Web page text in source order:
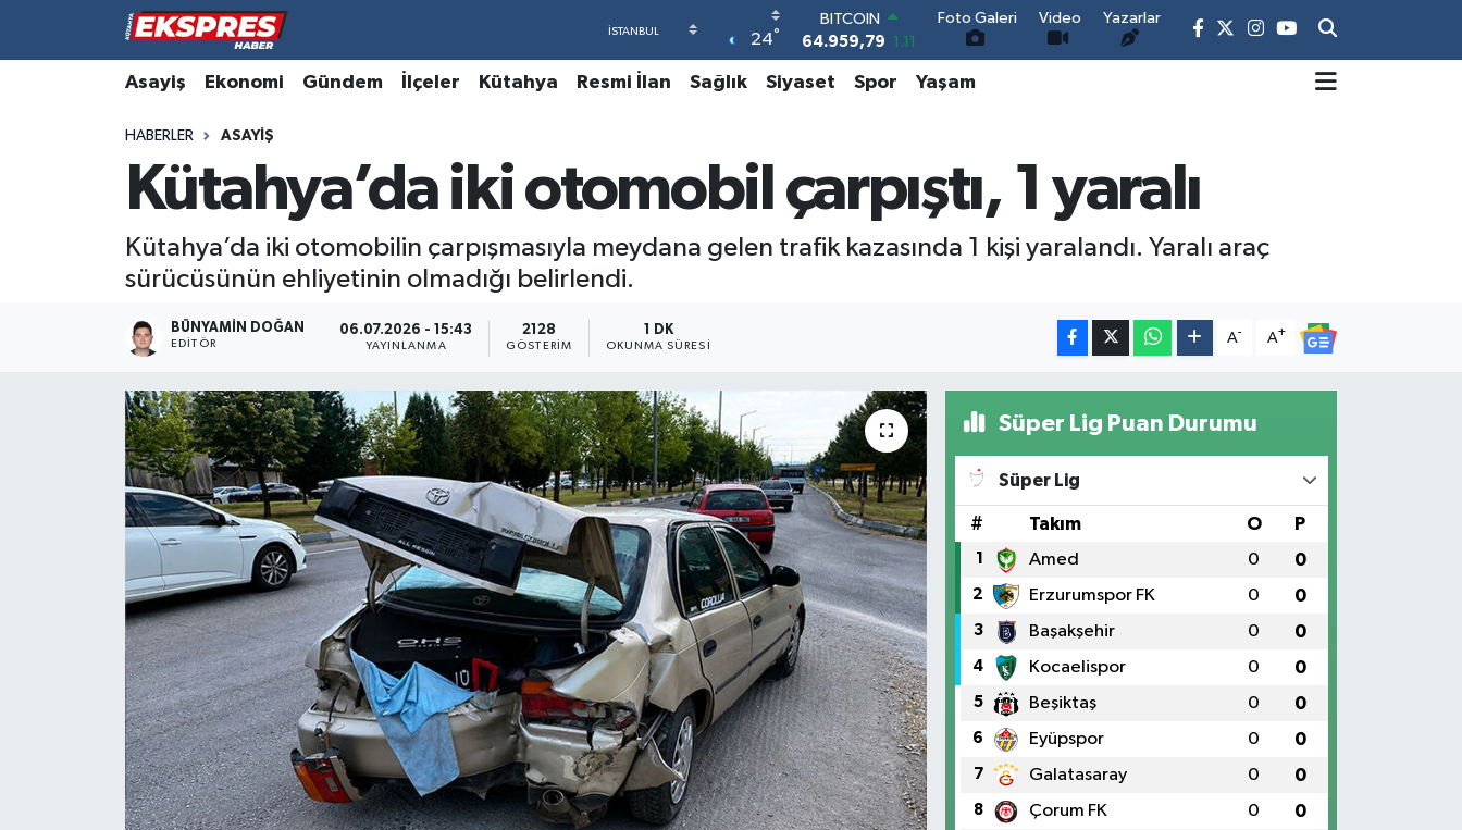
24°
DOLAR
47,7436 0.18
55,2510 0.32
6660.55
0.03
BİST100
Foto Galeri Video Yazarlar
Asayiş Ekonomi Gündem İlçeler Kütahya Resmi İlan Sağlık Siyaset Spor Yaşam
HABERLER ASAYIŞ
Kütahya’da iki otomobil çarpıştı, 1 yaralı
Kütahya’da iki otomobilin çarpışmasıyla meydana gelen trafik kazasında 1 kişi yaralandı. Yaralı araç
sürücüsünün ehliyetinin olmadığı belirlendi.
BÜNYAMIN DOĞAN
EDITÖR
06.07.2026 - 15:43
YAYINLANMA
2128
GÖSTERIM
1 DK
OKUNMA SÜRESI
A- A+
Süper Lig Puan Durumu
Süper Lig
# Takım O P
1 Amed 0 0
2 Erzurumspor FK 0 0
3 Başakşehir 0 0
4 Kocaelispor 0 0
5 Beşiktaş 0 0
6 Eyüpspor 0 0
7 Galatasaray 0 0
8 Çorum FK 0 0
Altıntaş
Aslanapa
Biyografiler
Çavdarhisar
Domaniç
Dumlupınar
Ekonomi
Foto Galeri
Hava Durumu
Trafik Durumu
Süper Lig Puan Durumu ve Fikstür
Tüm Manşetler
Haber Arşivi